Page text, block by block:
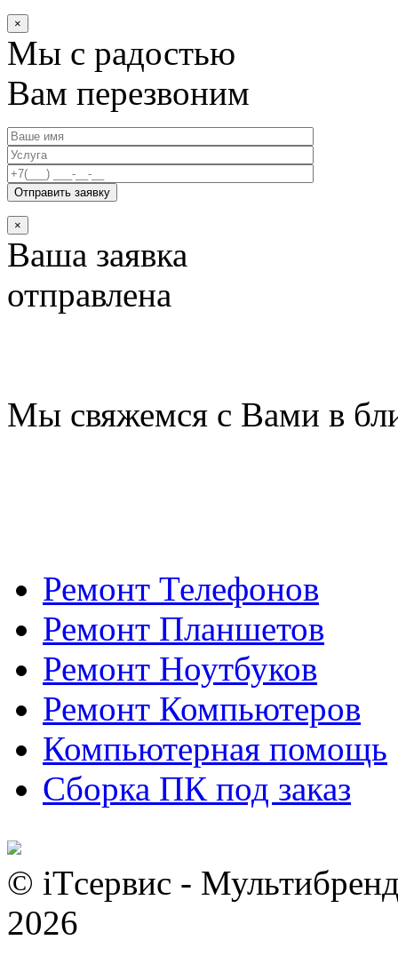
×
Мы с радостью
Вам перезвоним
×
Ваша заявка
отправлена
Мы свяжемся с Вами в
Ремонт Телефонов
Ремонт Планшетов
Ремонт Ноутбуков
Ремонт Компьютеров
Компьютерная помощь
Сборка ПК под заказ
© iTсервис -
2026